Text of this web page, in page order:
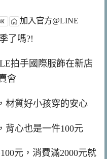
加入官方@LINE
了嗎?!
拍手國際服飾在新店
會
材質好小孩穿的安心
背心也是一件100元
元，消費滿2000元就